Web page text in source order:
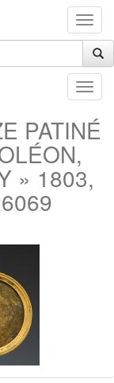
PATINÉ
» 1803,